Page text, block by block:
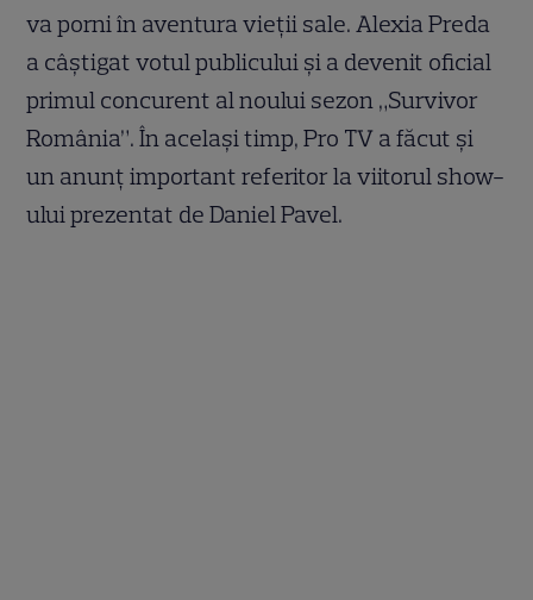
va porni în aventura vieții sale. Alexia Preda
a câștigat votul publicului și a devenit oficial
primul concurent al noului sezon „Survivor
România”. În același timp, Pro TV a făcut și
un anunț important referitor la viitorul show-
ului prezentat de Daniel Pavel.